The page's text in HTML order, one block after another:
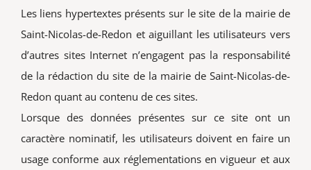
Les liens hypertextes présents sur le site de la mairie de
Saint-Nicolas-de-Redon et aiguillant les utilisateurs vers
d’autres sites Internet n’engagent pas la responsabilité
de la rédaction du site de la mairie de Saint-Nicolas-de-
Redon quant au contenu de ces sites.
Lorsque des données présentes sur ce site ont un
caractère nominatif, les utilisateurs doivent en faire un
usage conforme aux réglementations en vigueur et aux